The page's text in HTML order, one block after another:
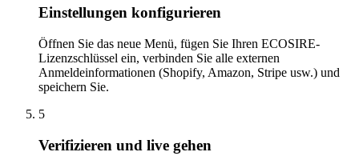
Einstellungen konfigurieren
Öffnen Sie das neue Menü, fügen Sie Ihren ECOSIRE-
Lizenzschlüssel ein, verbinden Sie alle externen
Anmeldeinformationen (Shopify, Amazon, Stripe usw.) und
speichern Sie.
5
Verifizieren und live gehen